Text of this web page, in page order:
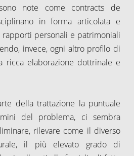
note come contracts de
in forma articolata e
personali e patrimoniali
invece, ogni altro profilo di
ricca elaborazione dottrinale e
della trattazione la puntuale
del problema, ci sembra
rilevare come il diverso
il più elevato grado di